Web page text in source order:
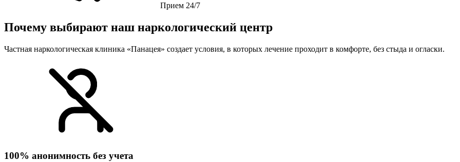
Прием 24/7
Почему выбирают наш наркологический центр
Частная наркологическая клиника «Панацея» создает условия, в которых лечение проходит в комфорте, без стыда и огласки.
100% анонимность без учета